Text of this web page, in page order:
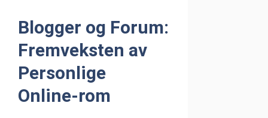
Blogger og Forum:
Fremveksten av
Personlige
Online-rom